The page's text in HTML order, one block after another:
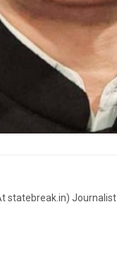
statebreak.in) Journalist